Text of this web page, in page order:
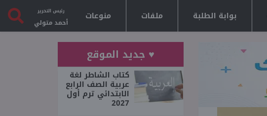
بوابة الطلبة ملفات منوعات رئيس التحرير
أحمد متولي
♥ جديد الموقع
كتاب الشاطر لغة
عربية الصف الرابع
الابتدائي ترم أول
2027